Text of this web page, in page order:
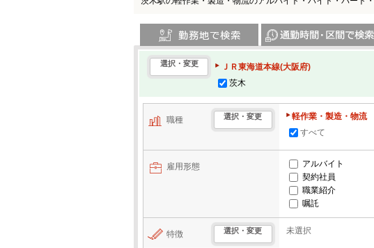
選択・変更
ＪＲ東海道本線(大阪府)
茨木
職種 選択・変更
軽作業・製造・物流
すべて
雇用形態 アルバイト
契約社員
職業紹介
嘱託
特徴 選択・変更 未選択